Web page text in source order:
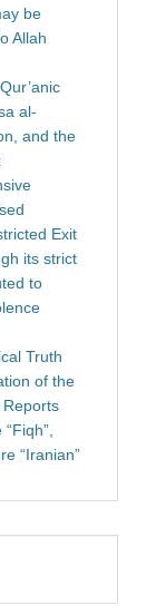
be
Allah
al-
and the
Exit
its strict
to
Truth
of the
“Iranian”